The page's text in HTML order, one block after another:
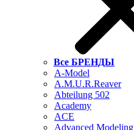
Все БРЕНДЫ
A-Model
A.M.U.R.Reaver
Abteilung 502
Academy
ACE
Advanced Modeling